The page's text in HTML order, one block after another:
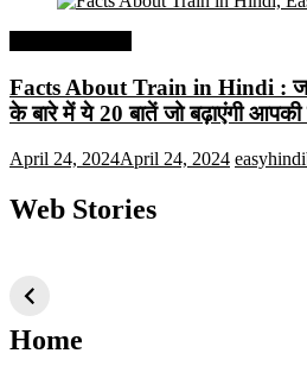
Facts About Train in Hindi :
के बारे में ये 20 बातें जो बढ़ाएंगी
April 24, 2024April 24, 2024
Web Stories
तकनीक जो आपको
2024 के लिए सीखनी
चाहिए
Home